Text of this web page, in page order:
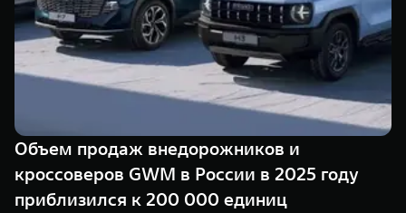
Объем продаж внедорожников и
кроссоверов GWM в России в 2025 году
приблизился к 200 000 единиц